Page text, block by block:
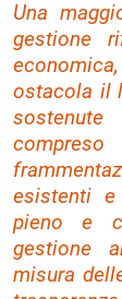
Una
gestione
ostacola il
esistenti
pieno e
gestione
misura